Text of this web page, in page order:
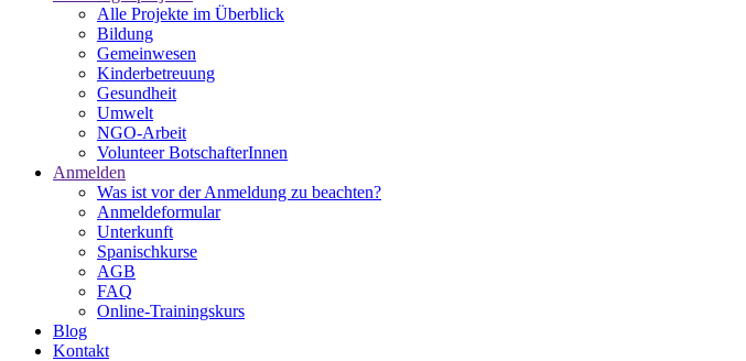
Alle Projekte im Überblick
Bildung
Gemeinwesen
Kinderbetreuung
Gesundheit
Umwelt
NGO-Arbeit
Volunteer BotschafterInnen
Anmelden
Was ist vor der Anmeldung zu beachten?
Anmeldeformular
Unterkunft
Spanischkurse
AGB
FAQ
Online-Trainingskurs
Blog
Kontakt